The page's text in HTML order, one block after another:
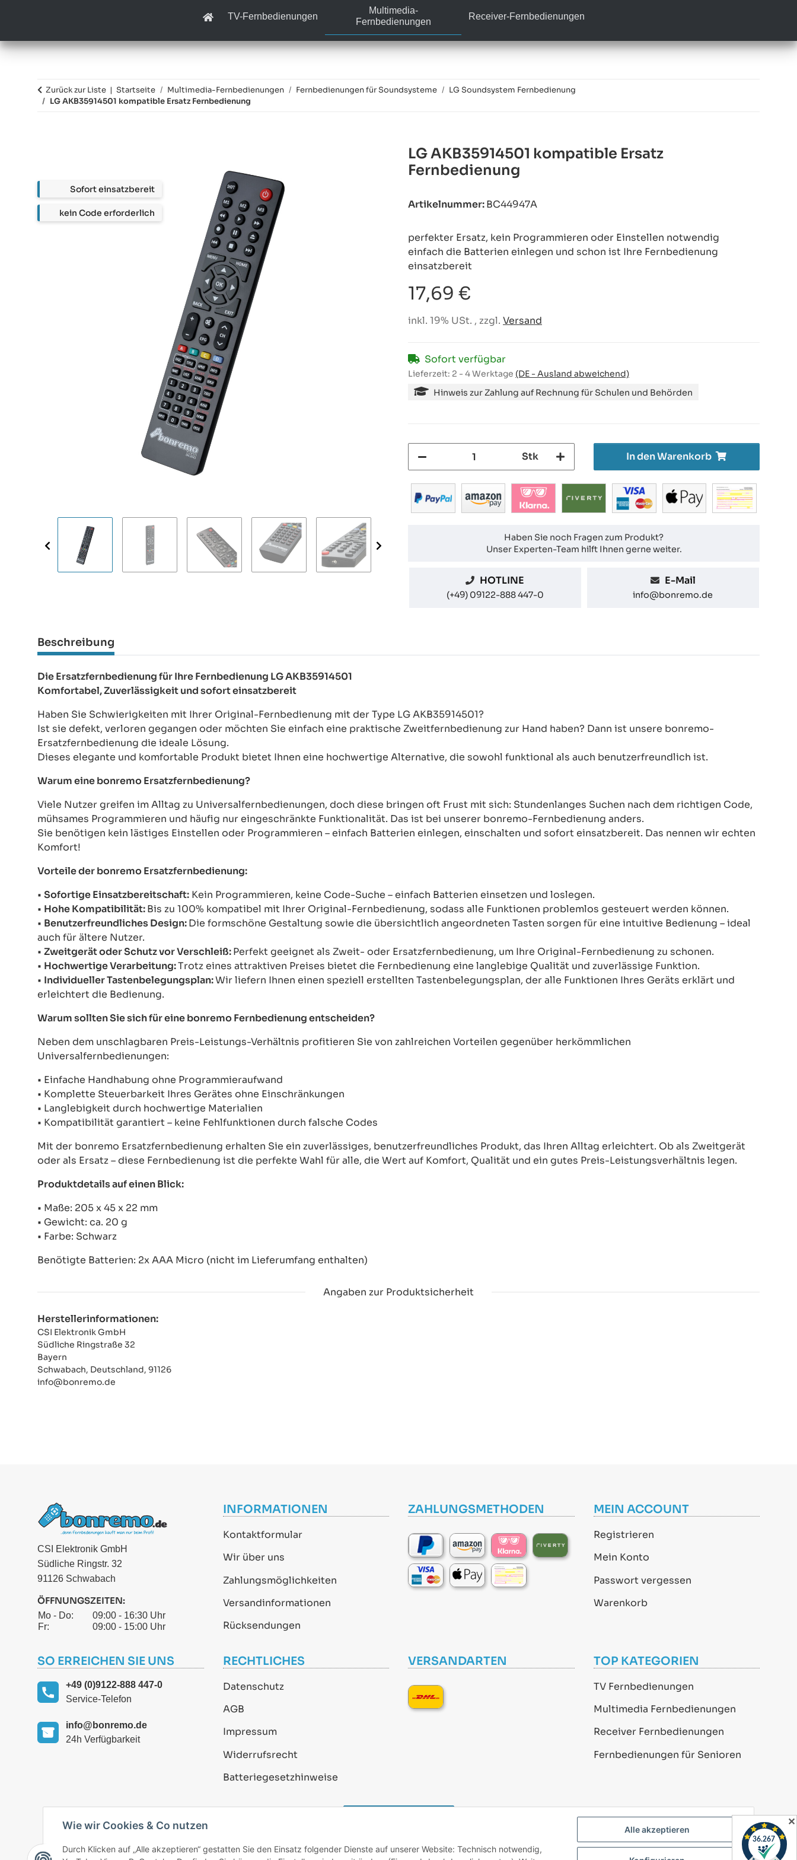
TV-Fernbedienungen
Multimedia-
Fernbedienungen
Receiver-Fernbedienungen
Zurück zur Liste Startseite Multimedia-Fernbedienungen Fernbedienungen für Soundsysteme
LG Soundsystem Fernbedienung
LG AKB35914501 kompatible Ersatz Fernbedienung
LG AKB35914501 kompatible Ersatz
Fernbedienung
Artikelnummer:BC44947A
perfekter Ersatz, kein Programmieren oder Einstellen notwendig
einfach die Batterien einlegen und schon ist Ihre Fernbedienung
einsatzbereit
17,69 €
inkl. 19% USt. , zzgl. Versand
Sofort verfügbar
Lieferzeit: 2 - 4 Werktage (DE - Ausland abweichend)
Hinweis zur Zahlung auf Rechnung für Schulen und Behörden
Stk In den Warenkorb
Haben Sie noch Fragen zum Produkt?
Unser Experten-Team hilft Ihnen gerne weiter.
HOTLINE
(+49) 09122-888 447-0
E-Mail
info@bonremo.de
Beschreibung
Die Ersatzfernbedienung für Ihre Fernbedienung LG AKB35914501
Komfortabel, Zuverlässigkeit und sofort einsatzbereit
Haben Sie Schwierigkeiten mit Ihrer Original-Fernbedienung mit der Type LG AKB35914501?
Ist sie defekt, verloren gegangen oder möchten Sie einfach eine praktische Zweitfernbedienung zur Hand haben? Dann ist unsere bonremo-
Ersatzfernbedienung die ideale Lösung.
Dieses elegante und komfortable Produkt bietet Ihnen eine hochwertige Alternative, die sowohl funktional als auch benutzerfreundlich ist.
Warum eine bonremo Ersatzfernbedienung?
Viele Nutzer greifen im Alltag zu Universalfernbedienungen, doch diese bringen oft Frust mit sich: Stundenlanges Suchen nach dem richtigen Code,
mühsames Programmieren und häufig nur eingeschränkte Funktionalität. Das ist bei unserer bonremo-Fernbedienung anders.
Sie benötigen kein lästiges Einstellen oder Programmieren – einfach Batterien einlegen, einschalten und sofort einsatzbereit. Das nennen wir echten
Komfort!
Vorteile der bonremo Ersatzfernbedienung:
• Sofortige Einsatzbereitschaft: Kein Programmieren, keine Code-Suche – einfach Batterien einsetzen und loslegen.
• Hohe Kompatibilität:Bis zu 100% kompatibel mit Ihrer Original-Fernbedienung, sodass alle Funktionen problemlos gesteuert werden können.
• Benutzerfreundliches Design:Die formschöne Gestaltung sowie die übersichtlich angeordneten Tasten sorgen für eine intuitive Bedienung – ideal
auch für ältere Nutzer.
• Zweitgerät oder Schutz vor Verschleiß:Perfekt geeignet als Zweit- oder Ersatzfernbedienung, um Ihre Original-Fernbedienung zu schonen.
• Hochwertige Verarbeitung:Trotz eines attraktiven Preises bietet die Fernbedienung eine langlebige Qualität und zuverlässige Funktion.
• Individueller Tastenbelegungsplan:Wir liefern Ihnen einen speziell erstellten Tastenbelegungsplan, der alle Funktionen Ihres Geräts erklärt und
erleichtert die Bedienung.
Warum sollten Sie sich für eine bonremo Fernbedienung entscheiden?
Neben dem unschlagbaren Preis-Leistungs-Verhältnis profitieren Sie von zahlreichen Vorteilen gegenüber herkömmlichen
Universalfernbedienungen:
• Einfache Handhabung ohne Programmieraufwand
• Komplette Steuerbarkeit Ihres Gerätes ohne Einschränkungen
• Langlebigkeit durch hochwertige Materialien
• Kompatibilität garantiert – keine Fehlfunktionen durch falsche Codes
Mit der bonremo Ersatzfernbedienung erhalten Sie ein zuverlässiges, benutzerfreundliches Produkt, das Ihren Alltag erleichtert. Ob als Zweitgerät
oder als Ersatz – diese Fernbedienung ist die perfekte Wahl für alle, die Wert auf Komfort, Qualität und ein gutes Preis-Leistungsverhältnis legen.
Produktdetails auf einen Blick:
• Maße: 205 x 45 x 22 mm
• Gewicht: ca. 20 g
• Farbe: Schwarz
Benötigte Batterien: 2x AAA Micro (nicht im Lieferumfang enthalten)
Angaben zur Produktsicherheit
Herstellerinformationen:
CSI Elektronik GmbH
Südliche Ringstraße 32
Bayern
Schwabach, Deutschland, 91126
info@bonremo.de
CSI Elektronik GmbH
Südliche Ringstr. 32
91126 Schwabach
ÖFFNUNGSZEITEN:
Mo - Do:
09:00 - 16:30 Uhr
Fr:
09:00 - 15:00 Uhr
INFORMATIONEN
Kontaktformular
Wir über uns
Zahlungsmöglichkeiten
Versandinformationen
Rücksendungen
ZAHLUNGSMETHODEN MEIN ACCOUNT
Registrieren
Mein Konto
Passwort vergessen
Warenkorb
SO ERREICHEN SIE UNS
+49 (0)9122-888 447-0
Service-Telefon
info@bonremo.de
24h Verfügbarkeit
RECHTLICHES
Datenschutz
AGB
Impressum
Widerrufsrecht
Batteriegesetzhinweise
VERSANDARTEN TOP KATEGORIEN
TV Fernbedienungen
Multimedia Fernbedienungen
Receiver Fernbedienungen
Fernbedienungen für Senioren
* Alle Preise inkl. gesetzlicher USt., zzgl. Versand
Alle akzeptieren
Wie wir Cookies & Co nutzen
Durch Klicken auf „Alle akzeptieren“ gestatten Sie den Einsatz folgender Dienste auf unserer Website: Technisch notwendig,
✕